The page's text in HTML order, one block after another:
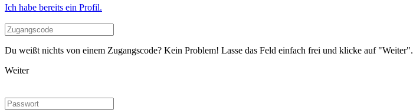
Ich habe bereits ein Profil.
Du weißt nichts von einem Zugangscode? Kein Problem! Lasse das Feld einfach frei und klicke auf "Weiter".
Weiter